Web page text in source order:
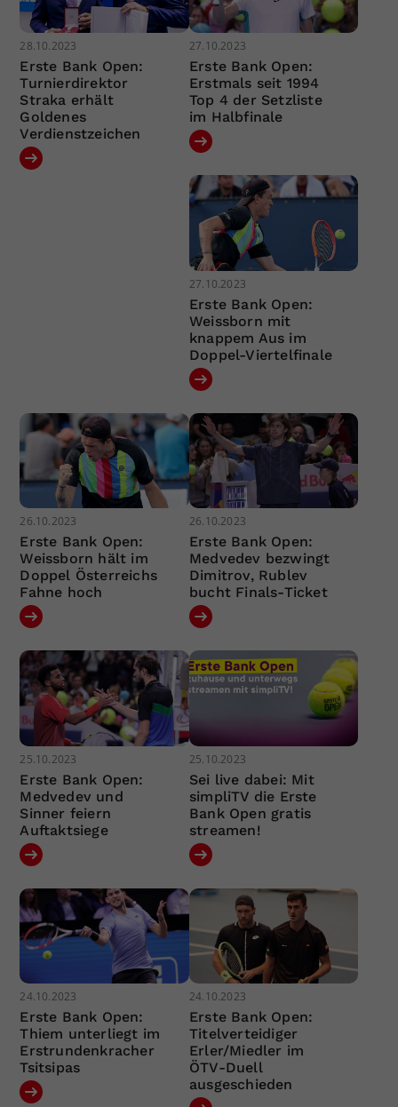
28.10.2023
Erste Bank Open:
Turnierdirektor
Straka erhält
Goldenes
Verdienstzeichen
27.10.2023
Erste Bank Open:
Erstmals seit 1994
Top 4 der Setzliste
im Halbfinale
27.10.2023
Erste Bank Open:
Weissborn mit
knappem Aus im
Doppel-Viertelfinale
26.10.2023
Erste Bank Open:
Weissborn hält im
Doppel Österreichs
Fahne hoch
26.10.2023
Erste Bank Open:
Medvedev bezwingt
Dimitrov, Rublev
bucht Finals-Ticket
25.10.2023
Erste Bank Open:
Medvedev und
Sinner feiern
Auftaktsiege
25.10.2023
Sei live dabei: Mit
simpliTV die Erste
Bank Open gratis
streamen!
24.10.2023
Erste Bank Open:
Thiem unterliegt im
Erstrundenkracher
Tsitsipas
24.10.2023
Erste Bank Open:
Titelverteidiger
Erler/Miedler im
ÖTV-Duell
ausgeschieden